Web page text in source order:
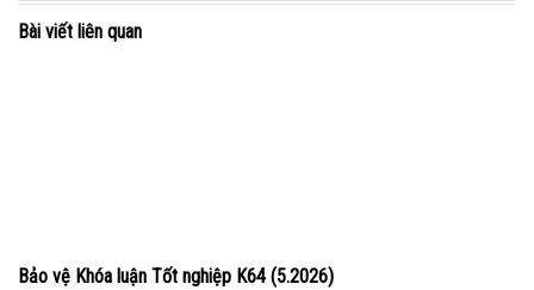
Bài viết liên quan
Bảo vệ Khóa luận Tốt nghiệp K64 (5.2026)